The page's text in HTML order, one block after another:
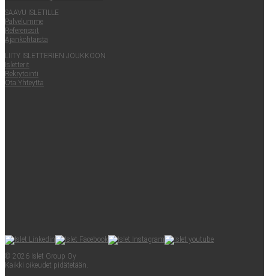
SAA­VU ISLETILLE
Pal­ve­lum­me
Refe­rens­sit
Ajan­koh­tais­ta
LII­TY ISLET­TE­RIEN JOUKKOON
Islet­te­rit
Rek­ry­toin­ti
Ota Yhteyt­tä
© 2026 Islet Group Oy
Kaik­ki oikeu­det pidätetään.